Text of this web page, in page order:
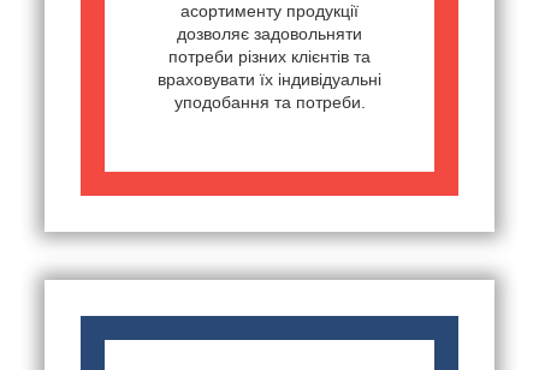
асортименту продукції
дозволяє задовольняти
потреби різних клієнтів та
враховувати їх індивідуальні
уподобання та потреби.